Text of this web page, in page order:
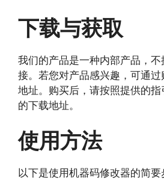
下载与获取
我们的产品是一种内部产品，
接。若您对产品感兴趣，可通
地址。购买后，请按照提供的
的下载地址。
使用方法
以下是使用机器码修改器的简要